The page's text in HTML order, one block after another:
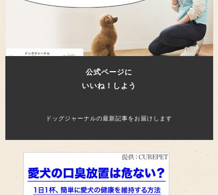
公式ページに
いいね！しよう
ドッグジャーナルの最新記事をお届けします